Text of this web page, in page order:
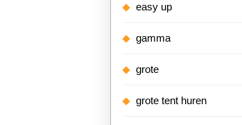
easy up
gamma
grote
grote tent huren